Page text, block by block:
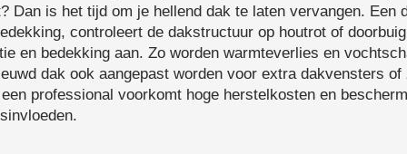
Dan is het tijd om je hellend dak te laten vervangen. Een
controleert de dakstructuur op houtrot of
en bedekking aan. Zo worden warmteverlies en
dak ook aangepast worden voor extra dakvensters
professional voorkomt hoge herstelkosten en